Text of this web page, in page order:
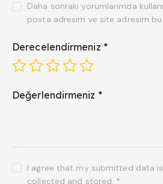
Daha sonraki yorumlarımda
posta adresim ve site adresim bu
Derecelendirmeniz *
Değerlendirmeniz *
I agree that my submitted data
collected and stored *